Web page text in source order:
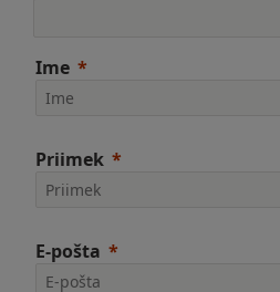
Ime
Priimek
E-pošta